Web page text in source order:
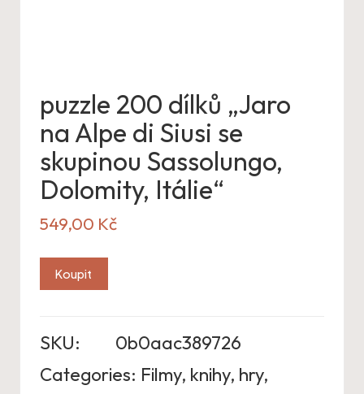
puzzle 200 dílků „Jaro
na Alpe di Siusi se
skupinou Sassolungo,
Dolomity, Itálie“
549,00 Kč
Koupit
SKU:
0b0aac389726
Categories: Filmy, knihy, hry,